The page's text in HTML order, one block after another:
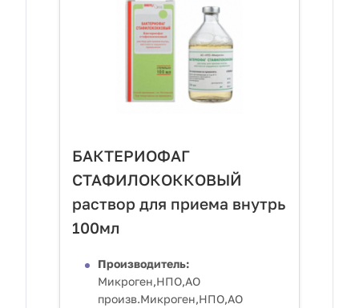
БАКТЕРИОФАГ
СТАФИЛОКОККОВЫЙ
раствор для приема внутрь
100мл
Производитель:
Микроген,НПО,АО
произв.Микроген,НПО,АО